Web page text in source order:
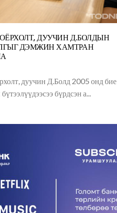
ДУУЧИН Д.БОЛДЫН
ДЭМЖИН ХАМТРАН
дуучин Д.Болд 2005 онд бие
бүрдсэн а...